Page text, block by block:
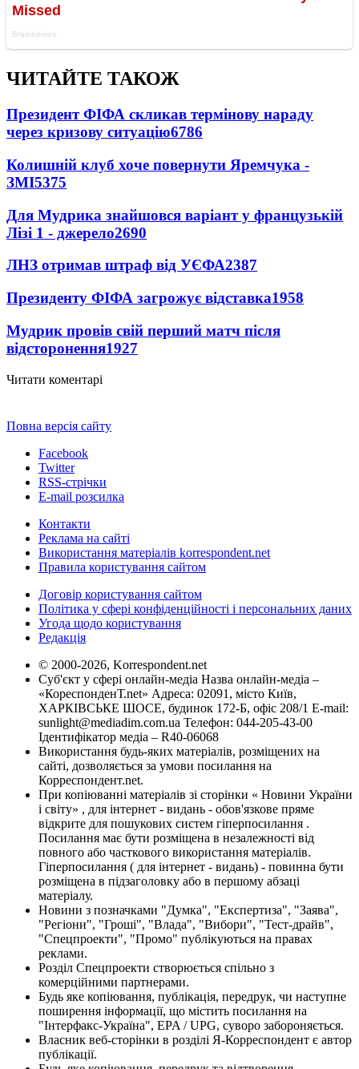
ЧИТАЙТЕ ТАКОЖ
Президент ФІФА скликав термінову нараду
через кризову ситуацію6786
Колишній клуб хоче повернути Яремчука -
ЗМІ5375
Для Мудрика знайшовся варіант у французькій
Лізі 1 - джерело2690
ЛНЗ отримав штраф від УЄФА2387
Президенту ФІФА загрожує відставка1958
Мудрик провів свій перший матч після
відсторонення1927
Читати коментарі
Повна версія сайту
Facebook
Twitter
RSS-стрічки
E-mail розсилка
Контакти
Реклама на сайті
Використання матеріалів korrespondent.net
Правила користування сайтом
Договір користування сайтом
Політика у сфері конфіденційності і персональних даних
Угода щодо користування
Редакція
© 2000-2026, Korrespondent.net
Суб'єкт у сфері онлайн-медіа Назва онлайн-медіа –
«КореспонденТ.net» Адреса: 02091, місто Київ,
ХАРКІВСЬКЕ ШОСЕ, будинок 172-Б, офіс 208/1 E-mail:
sunlight@mediadim.com.ua Телефон: 044-205-43-00
Ідентифікатор медіа – R40-06068
Використання будь-яких матеріалів, розміщених на
сайті, дозволяється за умови посилання на
Корреспондент.net.
При копіюванні матеріалів зі сторінки « Новини України
і світу» , для інтернет - видань - обов'язкове пряме
відкрите для пошукових систем гіперпосилання .
Посилання має бути розміщена в незалежності від
повного або часткового використання матеріалів.
Гіперпосилання ( для інтернет - видань) - повинна бути
розміщена в підзаголовку або в першому абзаці
матеріалу.
Новини з позначками "Думка", "Експертиза", "Заява",
"Регіони", "Гроші", "Влада", "Вибори", "Тест-драйв",
"Спецпроекти", "Промо" публікуються на правах
реклами.
Розділ Спецпроекти створюється спільно з
комерційними партнерами.
Будь яке копіювання, публікація, передрук, чи наступне
поширення інформації, що містить посилання на
"Інтерфакс-Україна", EPA / UPG, суворо забороняється.
Власник веб-сторінки в розділі Я-Корреспондент є автор
публікації.